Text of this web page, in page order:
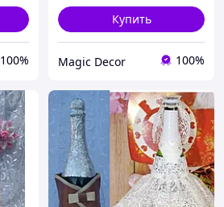
100%
Купить
Magic Decor 100%